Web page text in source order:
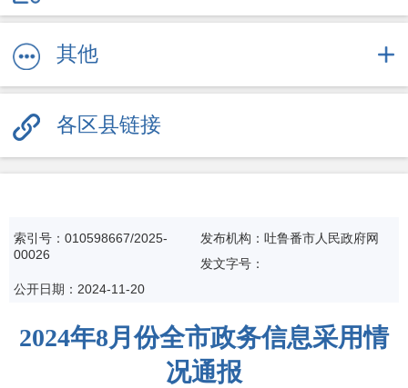
直达资金
统计信息
人事管理
其他
各区县链接
索引号：010598667/2025-
00026
发布机构：吐鲁番市人民政府网
发文字号：
公开日期：2024-11-20
2024年8月份全市政务信息采用情
况通报